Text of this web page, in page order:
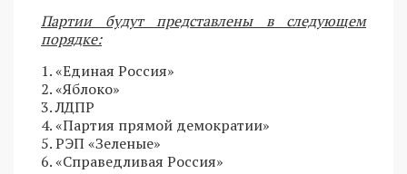
Партии будут представлены в следующем
порядке:
1. «Единая Россия»
2. «Яблоко»
3. ЛДПР
4. «Партия прямой демократии»
5. РЭП «Зеленые»
6. «Справедливая Россия»